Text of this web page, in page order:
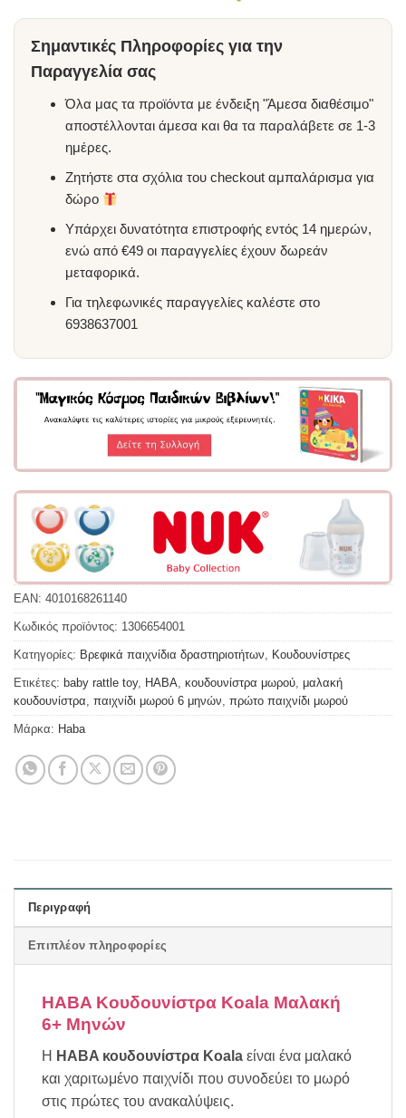
Σημαντικές Πληροφορίες για την
Παραγγελία σας
Όλα μας τα προϊόντα με ένδειξη "Άμεσα διαθέσιμο"
αποστέλλονται άμεσα και θα τα παραλάβετε σε 1-3
ημέρες.
Ζητήστε στα σχόλια του checkout αμπαλάρισμα για
δώρο
Υπάρχει δυνατότητα επιστροφής εντός 14 ημερών,
ενώ από €49 οι παραγγελίες έχουν δωρεάν
μεταφορικά.
Για τηλεφωνικές παραγγελίες καλέστε στο
6938637001
EAN: 4010168261140
Κωδικός προϊόντος: 1306654001
Κατηγορίες: Βρεφικά παιχνίδια δραστηριοτήτων, Κουδουνίστρες
Ετικέτες: baby rattle toy, HABA, κουδουνίστρα μωρού, μαλακή
κουδουνίστρα, παιχνίδι μωρού 6 μηνών, πρώτο παιχνίδι μωρού
Μάρκα: Haba
Περιγραφή
Επιπλέον πληροφορίες
HABA Κουδουνίστρα Koala Μαλακή
6+ Μηνών
Η HABA κουδουνίστρα Koala είναι ένα μαλακό
και χαριτωμένο παιχνίδι που συνοδεύει το μωρό
στις πρώτες του ανακαλύψεις.